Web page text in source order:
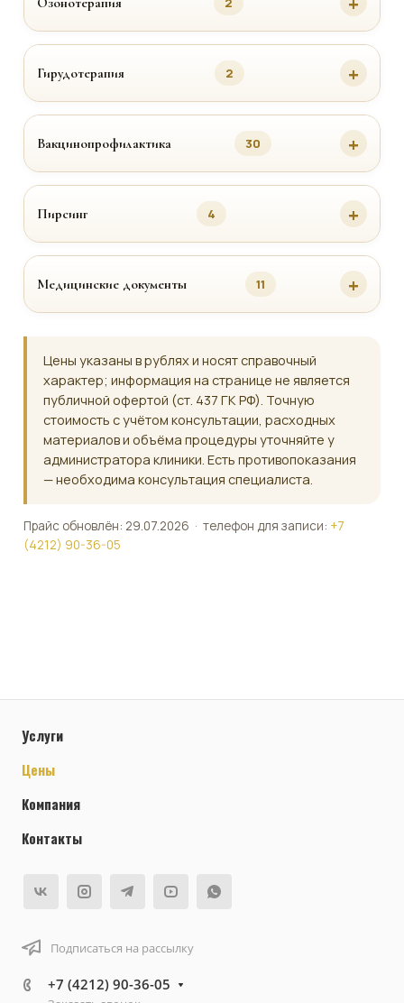
Гирудотерапия 2
Вакцинопрофилактика 30
Пирсинг 4
Медицинские документы 11
Цены указаны в рублях и носят справочный
характер; информация на странице не является
публичной офертой (ст. 437 ГК РФ). Точную
стоимость с учётом консультации, расходных
материалов и объёма процедуры уточняйте у
администратора клиники. Есть противопоказания
— необходима консультация специалиста.
Прайс обновлён: 29.07.2026 · телефон для записи: +7
(4212) 90-36-05
Услуги
Цены
Компания
Контакты
Подписаться на рассылку
+7 (4212) 90-36-05